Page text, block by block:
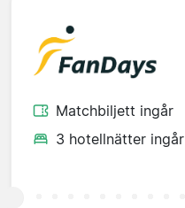
Matchbiljett ingår
3 hotellnätter ingår